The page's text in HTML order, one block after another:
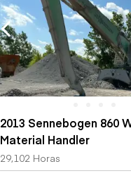
Topadoras
Cargadoras
compactas
orugas
Excavadoras
Minicargadoras
Omitir
Raspadores
Cargadoras de
ruedas
2013 Sennebogen 860
Material Handler
29,102 Horas